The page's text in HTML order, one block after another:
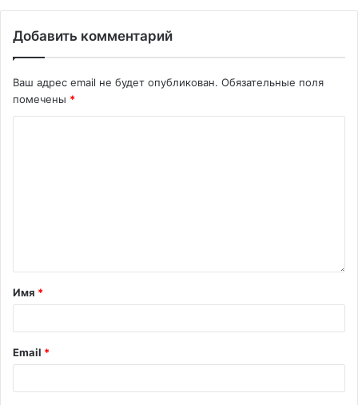
Добавить комментарий
Ваш адрес email не будет опубликован. Обязательные поля
помечены *
Имя *
Email *